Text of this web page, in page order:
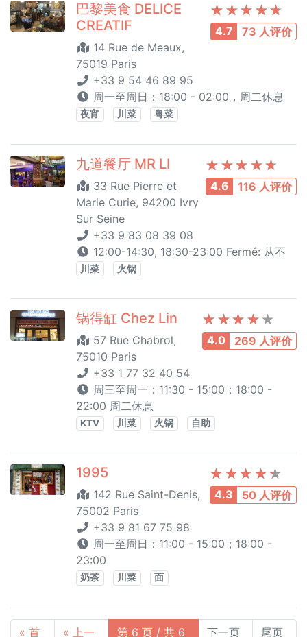
4.7 73 人评价
巴黎美食 DELICE
CREATIF
14 Rue de Meaux,
75019 Paris
+33 9 54 46 89 95
周一至周日：18:00 - 02:00，周二休息
夜宵 川菜 粤菜
4.6 116 人评价
九道餐厅 MR LI
33 Rue Pierre et
Marie Curie, 94200 Ivry
Sur Seine
+33 9 83 08 39 08
12:00-14:30, 18:30-23:00 Fermé: 从不
川菜 火锅
4.0 269 人评价
锅得缸 Chez Lin
57 Rue Chabrol,
75010 Paris
+33 1 77 32 40 54
周三至周一：11:30 - 15:00；18:00 -
22:00 周二休息
KTV 川菜 火锅 自助
4.3 50 人评价
1995
142 Rue Saint-Denis,
75002 Paris
+33 9 81 67 75 98
周一至周日：11:00 - 15:00；18:00 -
23:00
奶茶 川菜 面
« 首 « 上一 第 6 页 / 共 6 下一页 尾页